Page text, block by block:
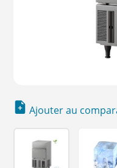
Ajouter au